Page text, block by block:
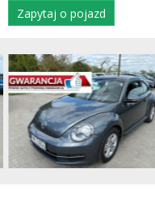
Zapytaj o pojazd